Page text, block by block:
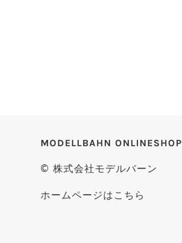
MODELLBAHN ONLINESHOP
© 株式会社モデルバーン
ホームページはこちら